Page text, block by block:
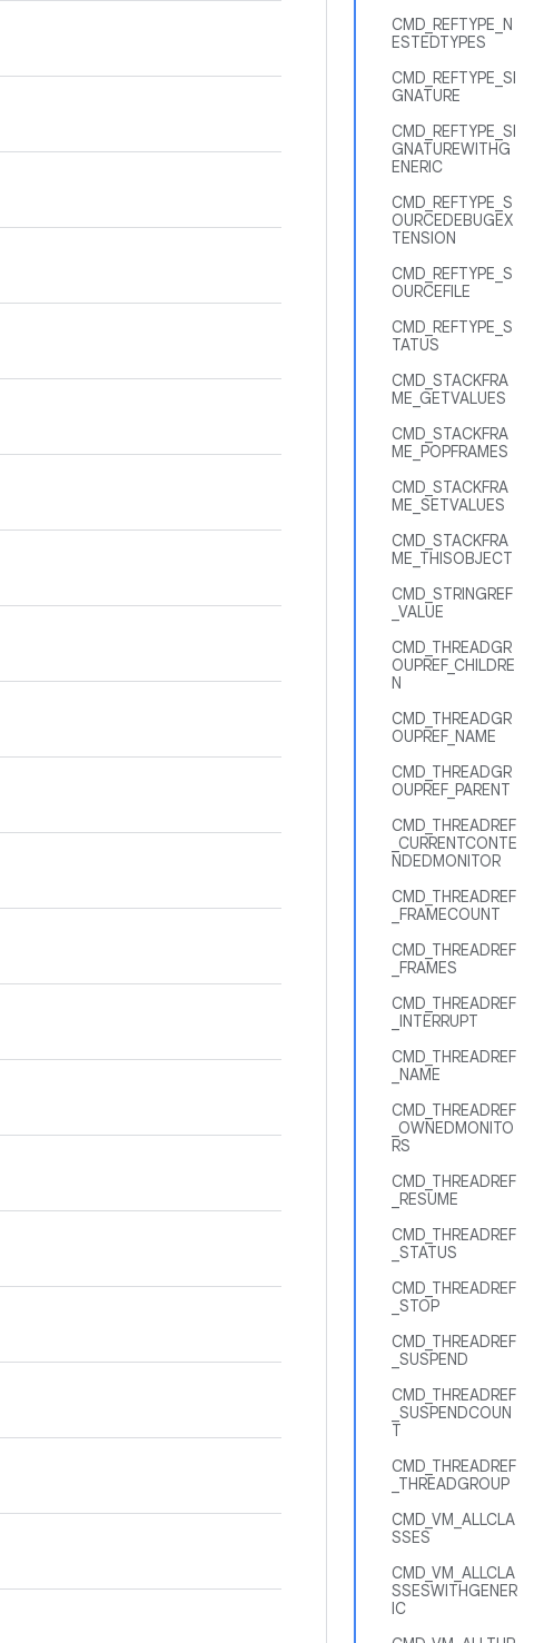
CMD_REFTYPE_N
ESTEDTYPES
CMD_REFTYPE_SI
GNATURE
CMD_REFTYPE_SI
GNATUREWITHG
ENERIC
CMD_REFTYPE_S
OURCEDEBUGEX
TENSION
CMD_REFTYPE_S
OURCEFILE
CMD_REFTYPE_S
TATUS
CMD_STACKFRA
ME_GETVALUES
CMD_STACKFRA
ME_POPFRAMES
CMD_STACKFRA
ME_SETVALUES
CMD_STACKFRA
ME_THISOBJECT
CMD_STRINGREF
_VALUE
CMD_THREADGR
OUPREF_CHILDRE
N
CMD_THREADGR
OUPREF_NAME
CMD_THREADGR
OUPREF_PARENT
CMD_THREADREF
_CURRENTCONTE
NDEDMONITOR
CMD_THREADREF
_FRAMECOUNT
CMD_THREADREF
_FRAMES
CMD_THREADREF
_INTERRUPT
CMD_THREADREF
_NAME
CMD_THREADREF
_OWNEDMONITO
RS
CMD_THREADREF
_RESUME
CMD_THREADREF
_STATUS
CMD_THREADREF
_STOP
CMD_THREADREF
_SUSPEND
CMD_THREADREF
_SUSPENDCOUN
T
CMD_THREADREF
_THREADGROUP
CMD_VM_ALLCLA
SSES
CMD_VM_ALLCLA
SSESWITHGENER
IC